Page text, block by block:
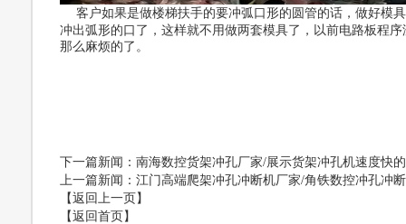
客户如果是做楼梯扶手的要冲弧口形的圆管的话，做好模
冲出弧形的口了，这样就不用做两套模具了，以前电路板程
那么麻烦的了。
下一篇新闻 ：南海数控货架冲孔厂家/展示货架冲孔机速度快
上一篇新闻 ：江门高端爬架冲孔冲断机厂家/角铁数控冲孔冲
【返回上一页】
【返回首页】